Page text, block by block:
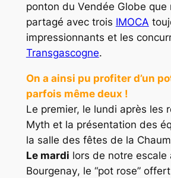
ponton du Vendée Globe que
partagé avec trois IMOCA
impressionnants et les
Transgascogne.
On a ainsi pu profiter d’un
parfois même deux !
Le premier, le lundi après les
Myth et la présentation des
la salle des fêtes de la
Le mardi lors de notre escale
Bourgenay, le “pot rose”